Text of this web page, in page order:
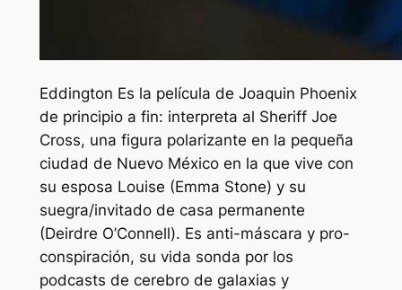
Eddington Es la película de Joaquin Phoenix
de principio a fin: interpreta al Sheriff Joe
Cross, una figura polarizante en la pequeña
ciudad de Nuevo México en la que vive con
su esposa Louise (Emma Stone) y su
suegra/invitado de casa permanente
(Deirdre O’Connell). Es anti-máscara y pro-
conspiración, su vida sonda por los
podcasts de cerebro de galaxias y